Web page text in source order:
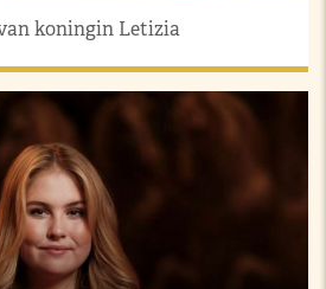
koningin Letizia